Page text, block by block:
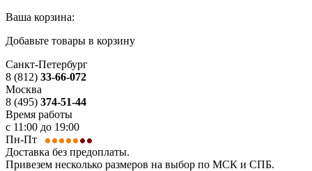
Ваша корзина:
Добавьте товары в корзину
Санкт-Петербург
8 (812) 33-66-072
Москва
8 (495) 374-51-44
Время работы
с 11:00 до 19:00
Пн-Пт
Доставка без предоплаты.
Привезем несколько размеров на выбор по МСК и СПБ.